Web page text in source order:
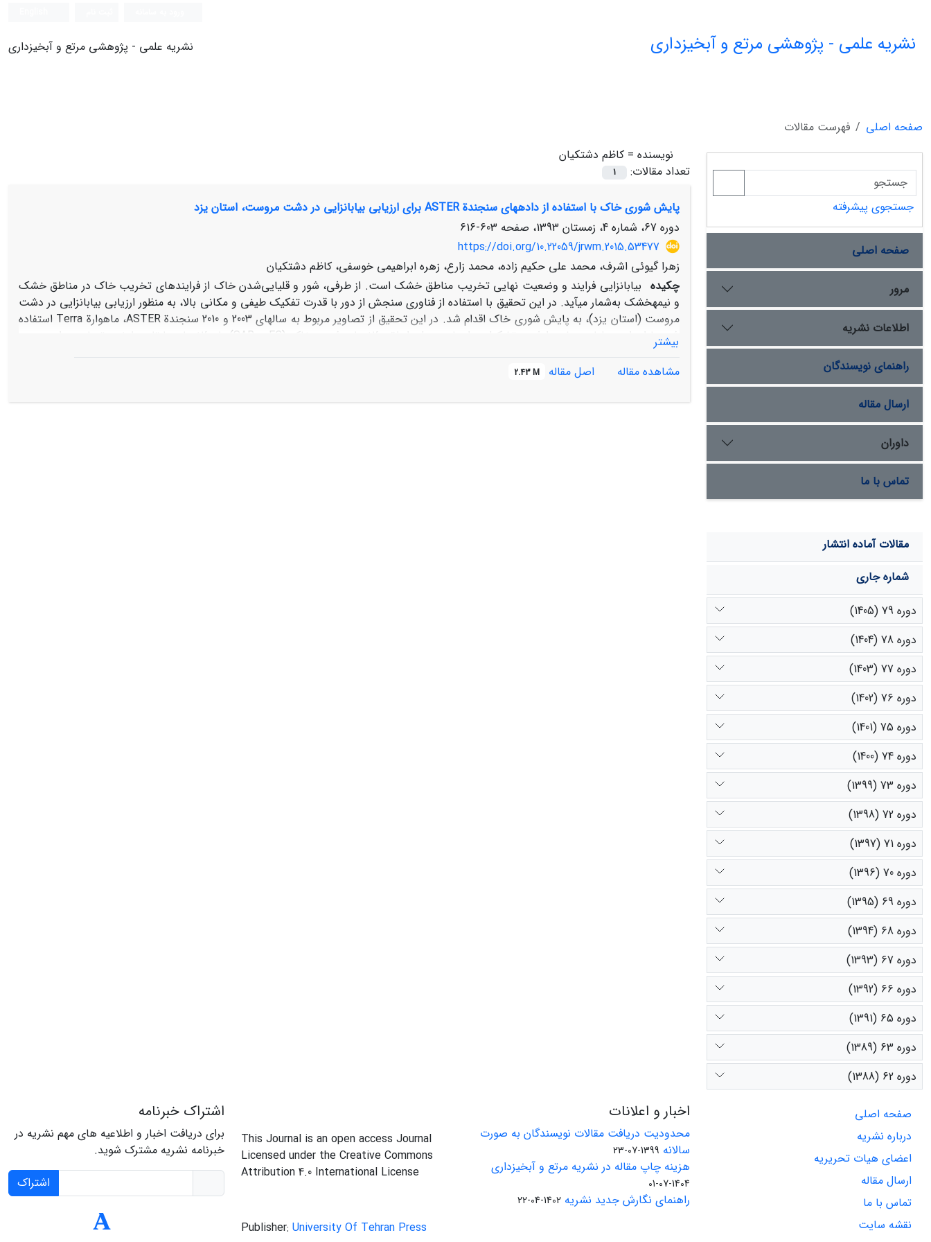
نشریه علمی - پژوهشی مرتع و آبخیزداری نشریه علمی - پژوهشی مرتع و آبخیزداری
صفحه اصلی
فهرست مقالات
نویسنده = کاظم دشتکیان
تعداد مقالات:
1
پایش شوری خاک با استفاده از داده‏های سنجندة ASTER برای ارزیابی بیابان‏زایی در دشت مروست، استان یزد
دوره 67، شماره 4، زمستان 1393، صفحه
603-616
https://doi.org/10.22059/jrwm.2015.53477
زهرا گیوئی اشرف، محمد علی حکیم زاده، محمد زارع، زهره ابراهیمی خوسفی، کاظم دشتکیان
چکیده بیابان‏زایی فرایند و وضعیت نهایی تخریب مناطق خشک است. از طرفی، شور و قلیایی‌شدن خاک از فرایندهای تخریب خاک در مناطق خشک
و نیمه‏خشک به‌شمار می‏آید. در این تحقیق با استفاده از فناوری سنجش از دور با قدرت تفکیک طیفی و مکانی بالا، به‏ منظور ارزیابی بیابان‏زایی در دشت
مروست (استان یزد)، به پایش شوری خاک اقدام شد. در این تحقیق از تصاویر مربوط به سال‏های 2003 و 2010 سنجندة ASTER، ماهوارة Terra استفاده
شد. با اجرای عملیات پیش‏پردازش و تشکیل و ارزیابی مدل رابطة مؤلفه‏های شوری خاک (EC و SAR) با مؤلفه‏های بازتاب طیفی، تصاویر برای هر دو
مؤلفه به روش حداکثر احتمال طبقه‏بندی شد. سپس، مساحت هر طبقه و میزان تغییرات آن در دورة زمانی مورد مطالعه محاسبه شد. نتایج
درصد و برای تصویر سال 2010، 5
/82 درصد و ضریب کاپای آن به‌ترتیب 83 /0 و 76 /
0 برآورد شد. همچنین، دقت طبقه‌بندی نقشة SAR برای تصویر به
بیشتر
مشاهده مقاله
اصل مقاله 2.43 M
جستجوی پیشرفته
صفحه اصلی
مرور
اطلاعات نشریه
راهنمای نویسندگان
ارسال مقاله
داوران
تماس با ما
مقالات آماده انتشار
شماره جاری
دوره 79 (1405)
دوره 78 (1404)
دوره 77 (1403)
دوره 76 (1402)
دوره 75 (1401)
دوره 74 (1400)
دوره 73 (1399)
دوره 72 (1398)
دوره 71 (1397)
دوره 70 (1396)
دوره 69 (1395)
دوره 68 (1394)
دوره 67 (1393)
دوره 66 (1392)
دوره 65 (1391)
دوره 63 (1389)
دوره 62 (1388)
صفحه اصلی
درباره نشریه
اعضای هیات تحریریه
ارسال مقاله
تماس با ما
نقشه سایت
اخبار و اعلانات
محدودیت دریافت مقالات نویسندگان به صورت
سالانه 1399-07-23
هزینه چاپ مقاله در نشریه مرتع و آبخیزداری
1404-07-01
راهنمای نگارش جدید نشریه 1402-04-22
This Journal is an open access Journal
Licensed under the Creative Commons
Attribution 4.0 International License
Publisher: University Of Tehran Press
اشتراک خبرنامه
برای دریافت اخبار و اطلاعیه های مهم نشریه در
خبرنامه نشریه مشترک شوید.
اشتراک